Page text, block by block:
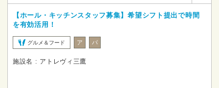
【ホール・キッチンスタッフ募集】希望シフト提出で時間
を有効活用！
グルメ＆フード ア パ
施設名 : アトレヴィ三鷹